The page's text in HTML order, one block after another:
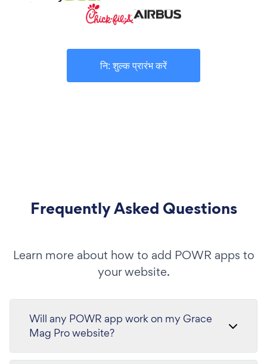
नि: शुल्क प्रारंभ करें
Frequently Asked Questions
Learn more about how to add POWR apps to
your website.
Will any POWR app work on my Grace
Mag Pro website?